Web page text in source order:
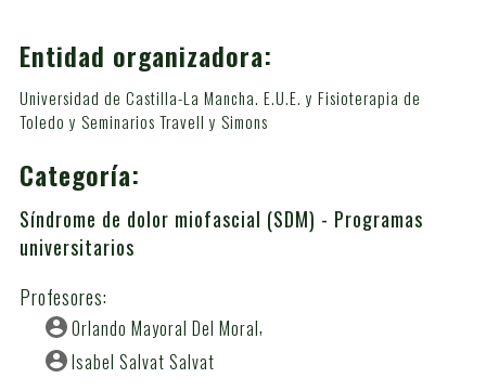
Entidad organizadora:
Universidad de Castilla-La Mancha. E.U.E. y Fisioterapia de
Toledo y Seminarios Travell y Simons
Categoría:
Síndrome de dolor miofascial (SDM) - Programas
universitarios
Profesores:
Orlando Mayoral Del Moral
Isabel Salvat Salvat